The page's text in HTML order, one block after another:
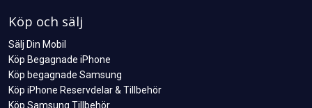
Köp och sälj
Sälj Din Mobil
Köp Begagnade iPhone
Köp begagnade Samsung
Köp iPhone Reservdelar & Tillbehör
Köp Samsung Tillbehör